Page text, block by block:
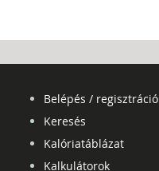
Belépés / regisztráció
Keresés
Kalóriatáblázat
Kalkulátorok